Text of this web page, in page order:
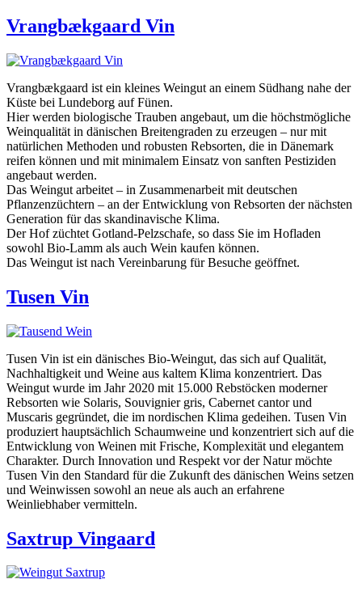
Vrangbækgaard Vin
Vrangbækgaard ist ein kleines Weingut an einem Südhang nahe der
Küste bei Lundeborg auf Fünen.
Hier werden biologische Trauben angebaut, um die höchstmögliche
Weinqualität in dänischen Breitengraden zu erzeugen – nur mit
natürlichen Methoden und robusten Rebsorten, die in Dänemark
reifen können und mit minimalem Einsatz von sanften Pestiziden
angebaut werden.
Das Weingut arbeitet – in Zusammenarbeit mit deutschen
Pflanzenzüchtern – an der Entwicklung von Rebsorten der nächsten
Generation für das skandinavische Klima.
Der Hof züchtet Gotland-Pelzschafe, so dass Sie im Hofladen
sowohl Bio-Lamm als auch Wein kaufen können.
Das Weingut ist nach Vereinbarung für Besuche geöffnet.
Tusen Vin
Tusen Vin ist ein dänisches Bio-Weingut, das sich auf Qualität,
Nachhaltigkeit und Weine aus kaltem Klima konzentriert. Das
Weingut wurde im Jahr 2020 mit 15.000 Rebstöcken moderner
Rebsorten wie Solaris, Souvignier gris, Cabernet cantor und
Muscaris gegründet, die im nordischen Klima gedeihen. Tusen Vin
produziert hauptsächlich Schaumweine und konzentriert sich auf die
Entwicklung von Weinen mit Frische, Komplexität und elegantem
Charakter. Durch Innovation und Respekt vor der Natur möchte
Tusen Vin den Standard für die Zukunft des dänischen Weins setzen
und Weinwissen sowohl an neue als auch an erfahrene
Weinliebhaber vermitteln.
Saxtrup Vingaard